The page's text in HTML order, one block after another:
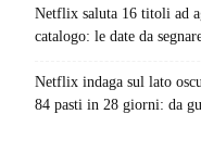
Netflix saluta 16 titoli ad
catalogo: le date da
Netflix indaga sul lato
84 pasti in 28 giorni: da